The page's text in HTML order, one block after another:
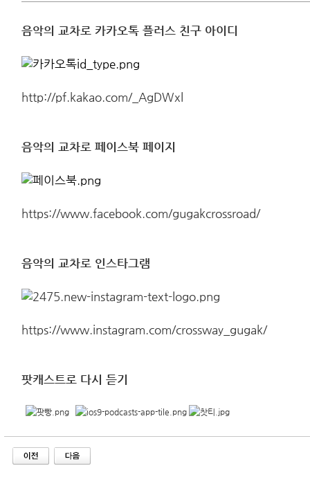
음악의 교차로 카카오톡 플러스 친구 아이디
http://pf.kakao.com/_AgDWxl
음악의 교차로 페이스북 페이지
https://www.facebook.com/gugakcrossroad/
음악의 교차로 인스타그램
https://www.instagram.com/crossway_gugak/
팟캐스트로 다시 듣기